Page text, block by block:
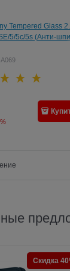
Tempered Glass
5/5c/5s (Анти-
Скидка